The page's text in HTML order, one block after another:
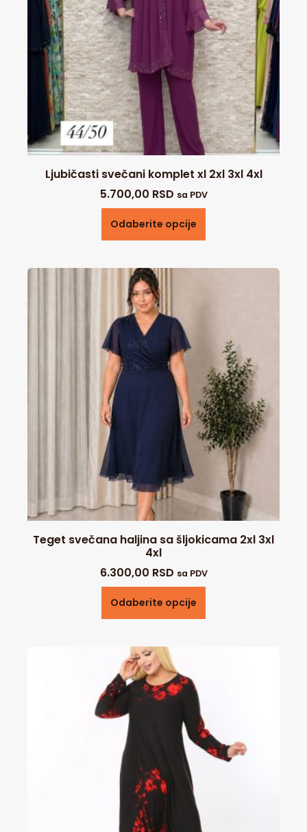
Ljubičasti svečani komplet xl 2xl 3xl 4xl
5.700,00 RSD sa PDV
Odaberite opcije
Teget svečana haljina sa šljokicama 2xl 3xl
4xl
6.300,00 RSD sa PDV
Odaberite opcije